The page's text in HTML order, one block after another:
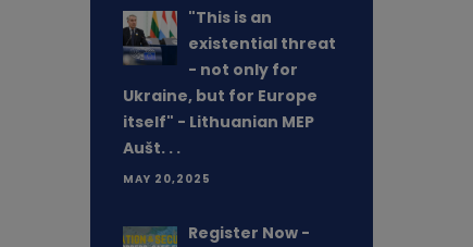
"This is an
existential threat
- not only for
Ukraine, but for Europe
itself" - Lithuanian MEP
Aušt. . .
MAY 20,2025
Register Now -